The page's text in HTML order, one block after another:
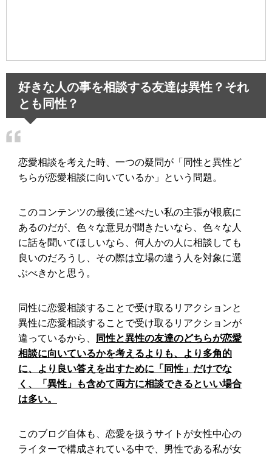
好きな人の事を相談する友達は異性？それ
とも同性？
恋愛相談を考えた時、一つの疑問が「同性と異性ど
ちらが恋愛相談に向いているか」という問題。
このコンテンツの最後に述べたい私の主張が根底に
あるのだが、色々な意見が聞きたいなら、色々な人
に話を聞いてほしいなら、何人かの人に相談しても
良いのだろうし、その際は立場の違う人を対象に選
ぶべきかと思う。
同性に恋愛相談することで受け取るリアクションと
異性に恋愛相談することで受け取るリアクションが
違っているから、
同性と異性の友達のどちらが恋愛
相談に向いているかを考えるよりも、より多角的
に、より良い答えを出すために「同性」だけでな
く、「異性」も含めて両方に相談できるといい場合
は多い。
このブログ自体も、恋愛を扱うサイトが女性中心の
ライターで構成されている中で、男性である私が女